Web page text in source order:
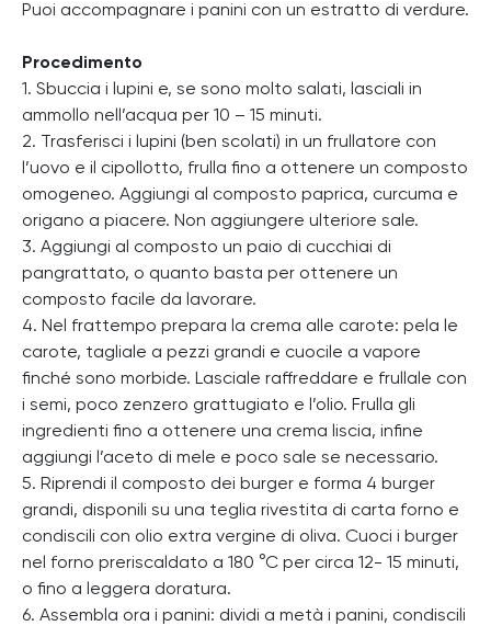
Puoi accompagnare i panini con un estratto di verdure.
Procedimento
1. Sbuccia i lupini e, se sono molto salati, lasciali in
ammollo nell’acqua per 10 – 15 minuti.
2. Trasferisci i lupini (ben scolati) in un frullatore con
l’uovo e il cipollotto, frulla fino a ottenere un composto
omogeneo. Aggiungi al composto paprica, curcuma e
origano a piacere. Non aggiungere ulteriore sale.
3. Aggiungi al composto un paio di cucchiai di
pangrattato, o quanto basta per ottenere un
composto facile da lavorare.
4. Nel frattempo prepara la crema alle carote: pela le
carote, tagliale a pezzi grandi e cuocile a vapore
finché sono morbide. Lasciale raffreddare e frullale con
i semi, poco zenzero grattugiato e l’olio. Frulla gli
ingredienti fino a ottenere una crema liscia, infine
aggiungi l’aceto di mele e poco sale se necessario.
5. Riprendi il composto dei burger e forma 4 burger
grandi, disponili su una teglia rivestita di carta forno e
condiscili con olio extra vergine di oliva. Cuoci i burger
nel forno preriscaldato a 180 °C per circa 12- 15 minuti,
o fino a leggera doratura.
6. Assembla ora i panini: dividi a metà i panini, condiscili